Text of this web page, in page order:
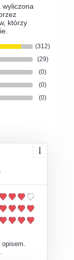
wyliczona
którzy
(312)
(29)
(0)
(0)
(0)